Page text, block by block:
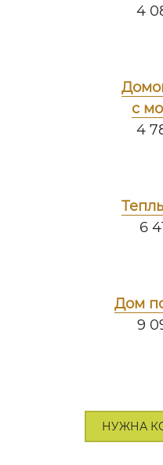
4
с
4
6
Дом
9
НУЖНА